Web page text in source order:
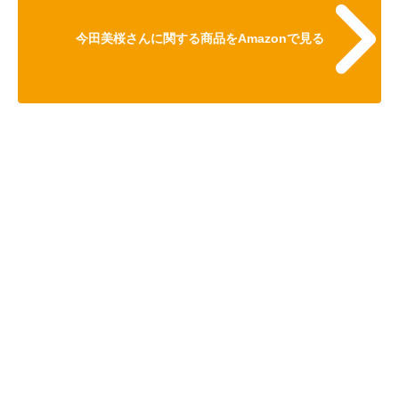
今田美桜さんに関する商品をAmazonで見る